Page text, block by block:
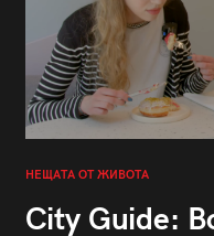
НЕЩАТА ОТ ЖИВОТА
City Guide: